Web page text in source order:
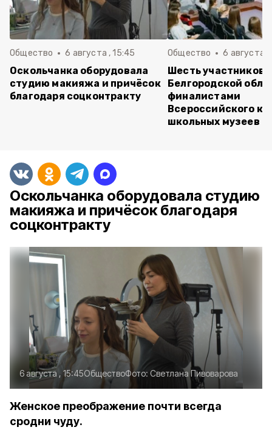
Общество 6 августа , 15:45
Оскольчанка оборудовала
студию макияжа и причёсок
благодаря соцконтракту
Общество 6 августа ,
Шесть участников
Белгородской
финалистами
Всероссийского
школьных музеев
Оскольчанка оборудовала студию
макияжа и причёсок благодаря
соцконтракту
6 августа , 15:45ОбществоФото: Светлана Пивоварова
Женское преображение почти всегда
сродни чуду.